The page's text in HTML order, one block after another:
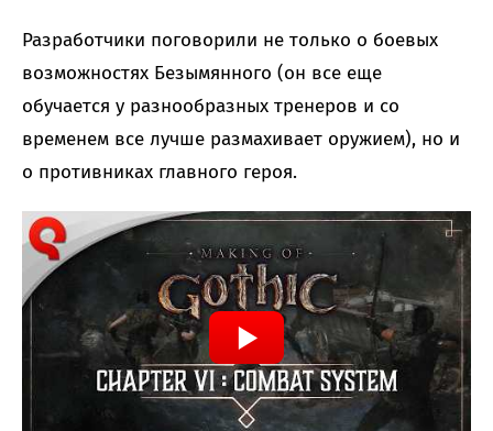
Разработчики поговорили не только о боевых
возможностях Безымянного (он все еще
обучается у разнообразных тренеров и со
временем все лучше размахивает оружием), но и
о противниках главного героя.